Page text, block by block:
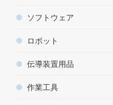
ソフトウェア
ロボット
伝導装置用品
作業工具